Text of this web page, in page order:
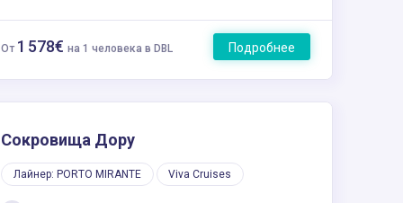
От 1 578€ на 1 человека в DBL Подробнее
Сокровища Дору
Лайнер: PORTO MIRANTE Viva Cruises